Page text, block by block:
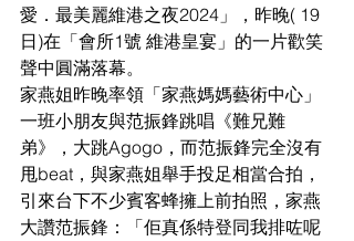
愛．最美麗維港之夜2024」，昨晚( 19
日)在「會所1號 維港皇宴」的一片歡笑
聲中圓滿落幕。
家燕姐昨晚率領「家燕媽媽藝術中心」
一班小朋友與范振鋒跳唱《難兄難
弟》，大跳Agogo，而范振鋒完全沒有
甩beat，與家燕姐舉手投足相當合拍，
引來台下不少賓客蜂擁上前拍照，家燕
大讚范振鋒：「佢真係特登同我排咗呢